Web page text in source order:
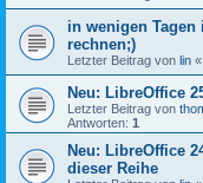
in wenigen Tagen
rechnen;)
Letzter Beitrag von lin «
Neu: LibreOffice
Letzter Beitrag von
Antworten: 1
Neu: LibreOffice
dieser Reihe